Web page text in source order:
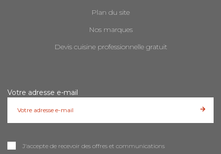
Plan du site
Nos marques
Devis cuisine professionnelle gratuit
Votre adresse e-mail
J'accepte de recevoir des offres et communications